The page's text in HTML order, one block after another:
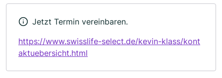
Jetzt Termin vereinbaren.
https://www.swisslife-select.de/kevin-klass/kont
aktuebersicht.html